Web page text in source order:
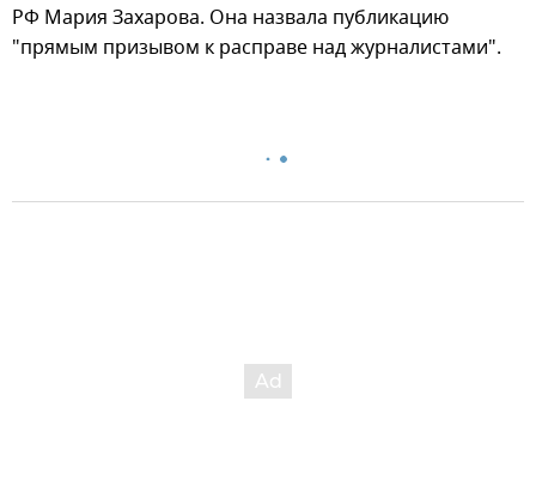
РФ Мария Захарова. Она назвала публикацию
"прямым призывом к расправе над журналистами".